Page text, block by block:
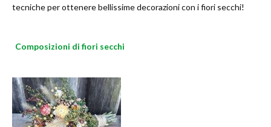
tecniche per ottenere bellissime decorazioni con i fiori secchi!
Composizioni di fiori secchi